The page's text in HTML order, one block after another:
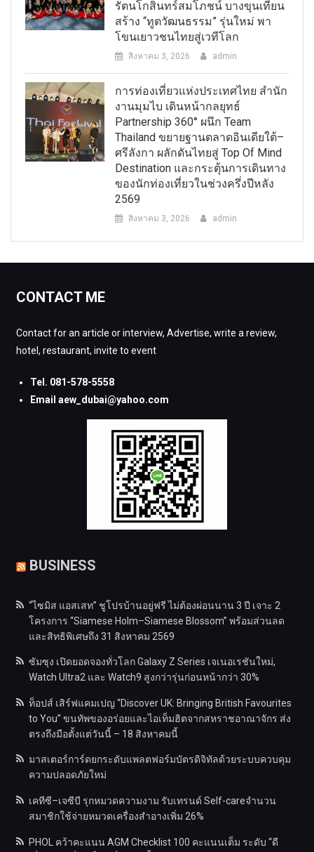
รัตนโกสินทร์สมโภชน์ บางขุนเทียน
สร้าง “ทูตวัฒนธรรม” รุ่นใหม่ พา
โขนเยาวชนไทยสู่เวทีโลก
สิงหาคม 3, 2026 admin
การท่องเที่ยวแห่งประเทศไทย สำนัก
งานมุมไบ เดินหน้ากลยุทธ์
Partnership 360° ผนึก Team
Thailand ขยายฐานตลาดอินเดียใต้–
ศรีลังกา ผลักดันไทยสู่ Top Of Mind
Destination และกระตุ้นการเดินทาง
ของนักท่องเที่ยวในช่วงครึ่งปีหลัง
2569
สิงหาคม 3, 2026 admin
CONTACT ME
Contact for an article or interview, Advertise, write a review,
hotel, restaurant, invite to event
Tel. 081-578-5558
Email aew_dubai@yahoo.com
BUSINESS
“ไซมิส แอสเสท” ชูโปรบ้านอยู่ฟรี ไม่ต้องผ่อนนาน 3 ปี เจาะ 2
โครงการ “Siamese Holm–Siamese Blossom” พร้อมส่วนลด
และสิทธิพิเศษถึง 31 สิงหาคม 2569
ซัมซุง เปิดยอดจองทั่วโลก Galaxy Z Series เจเนอเรชันใหม่,
Watch Ultra2 และ Watch9 สูงกว่ารุ่นก่อนหน้ากว่า 30%
ท็อปส์ เสิร์ฟแคมเปญ “Discover UK: Bringing British Favourites
to You” ขนทัพของอร่อยและไอเท็มฮิตจากสหราชอาณาจักร ส่ง
ตรงถึงมือตั้งแต่วันนี้ – 18 สิงหาคมนี้
มาสเตอร์การ์ดยกระดับแพลตฟอร์มบัตรดิจิทัลด้วยระบบควบคุม
ความปลอดภัยใหม่
เคทีซี–เจซีบี รุกหมวดความงาม รับเทรนด์ Self-careจำนวน
สมาชิกใช้จ่ายหมวดเครื่องสำอางเพิ่ม 26%
PHOL คว้าคะแนน AGM Checklist 100 คะแนนเต็ม ระดับ “ดี